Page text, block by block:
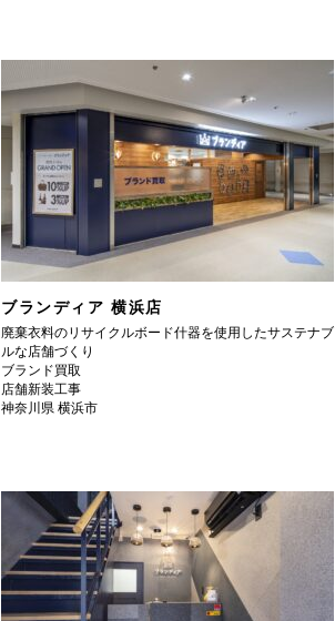
ブランディア 横浜店
廃棄衣料のリサイクルボード什器を使用したサステナブ
ルな店舗づくり
ブランド買取
店舗新装工事
神奈川県 横浜市